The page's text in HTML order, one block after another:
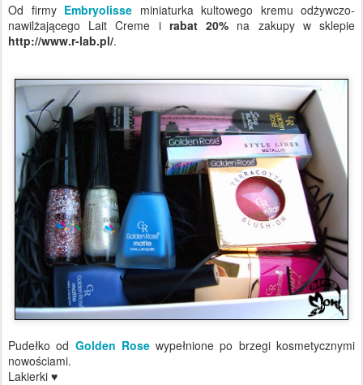
Od firmy Embryolisse miniaturka kultowego kremu odżywczo-
nawilżającego Lait Creme i rabat 20% na zakupy w sklepie
http://www.r-lab.pl/.
Pudełko od Golden Rosewypełnione po brzegi kosmetycznymi
nowościami.
Lakierki ♥